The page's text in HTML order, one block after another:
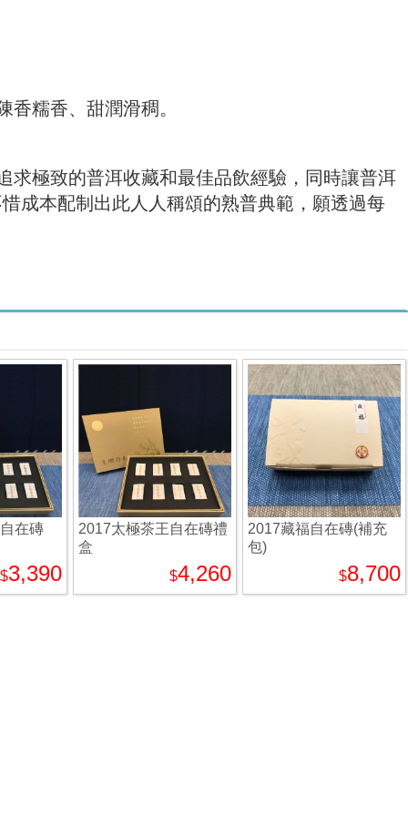
糯香、甜潤滑稠。
求極致的普洱收藏和最佳品飲經驗，同時讓普洱
成本配制出此人人稱頌的熟普典範，願透過每
在磚
$3,390
2017太極茶王自在磚禮
盒
$4,260
2017藏福自在磚(補充
包)
$8,700